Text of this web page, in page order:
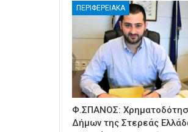
ΠΕΡΙΦΕΡΕΙΑΚΑ
Φ.ΣΠΑΝΟΣ:
Δήμων της Στερεάς